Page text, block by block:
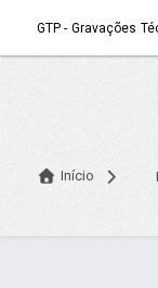
GTP - Gravações
Início